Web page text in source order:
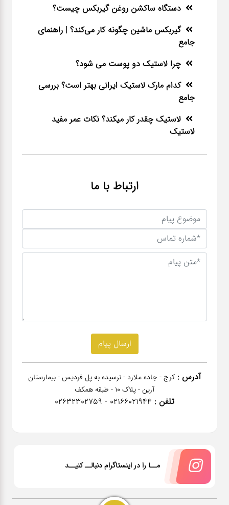
دستگاه ساکشن روغن گیربکس چیست؟
گیربکس ماشین چگونه کار می‌کند؟ | راهنمای
جامع
چرا لاستیک دو پوست می شود؟
کدام مارک لاستیک ایرانی بهتر است؟ بررسی
جامع
لاستیک چقدر کار میکند؟ نکات عمر مفید
لاستیک
ارتباط با ما
آدرس : کرج - جاده ملارد - نرسیده به پل فردیس - بیمارستان
آرین - پلاک 10 - طبقه همکف
تلفن : 02166021944 - 02632302759
مــا را در اینستاگرام دنبالــ کنیــد